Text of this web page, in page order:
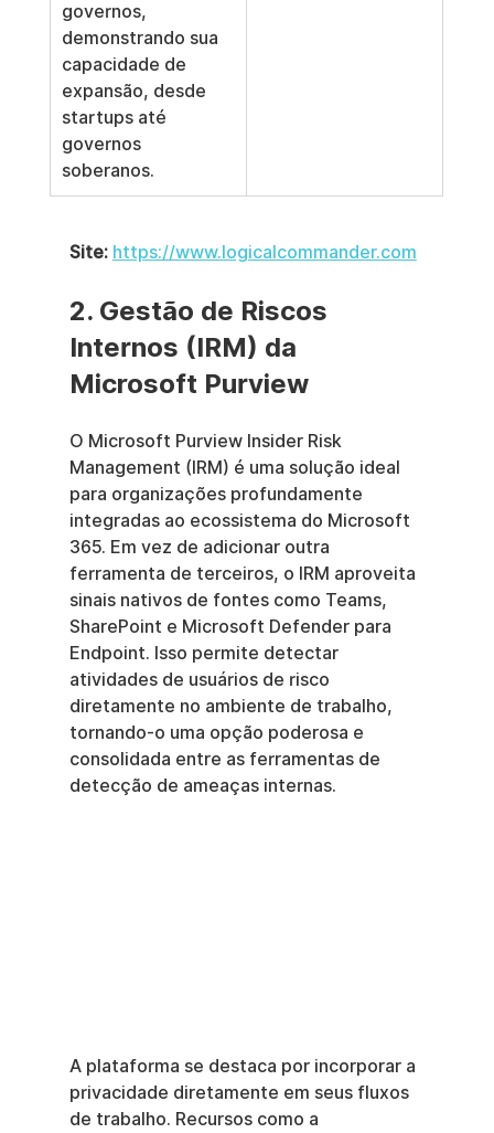
governos,
demonstrando sua
capacidade de
expansão, desde
startups até
governos
soberanos.
Site: https://www.logicalcommander.com
2. Gestão de Riscos
Internos (IRM) da
Microsoft Purview
O Microsoft Purview Insider Risk
Management (IRM) é uma solução ideal
para organizações profundamente
integradas ao ecossistema do Microsoft
365. Em vez de adicionar outra
ferramenta de terceiros, o IRM aproveita
sinais nativos de fontes como Teams,
SharePoint e Microsoft Defender para
Endpoint. Isso permite detectar
atividades de usuários de risco
diretamente no ambiente de trabalho,
tornando-o uma opção poderosa e
consolidada entre as ferramentas de
detecção de ameaças internas.
A plataforma se destaca por incorporar a
privacidade diretamente em seus fluxos
de trabalho. Recursos como a